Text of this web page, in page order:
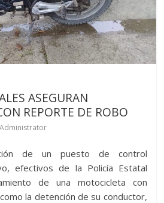
ASEGURAN
REPORTE DE ROBO
Administrator
de un puesto de control
efectivos de la Policía Estatal
de una motocicleta con
la detención de su conductor,